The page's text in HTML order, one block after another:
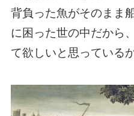
背負った魚がそのまま
に困った世の中だから
て欲しいと思っている